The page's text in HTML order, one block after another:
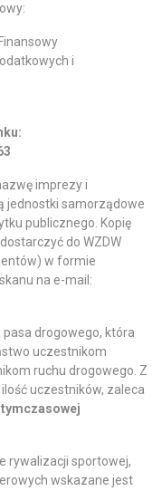
i
imprezy i
jednostki samorządowe
publicznego. Kopię
do WZDW
w formie
na e-mail:
drogowego, która
uczestnikom
ruchu drogowego. Z
uczestników, zaleca
rywalizacji sportowej,
wskazane jest